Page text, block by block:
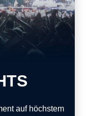
auf höchstem